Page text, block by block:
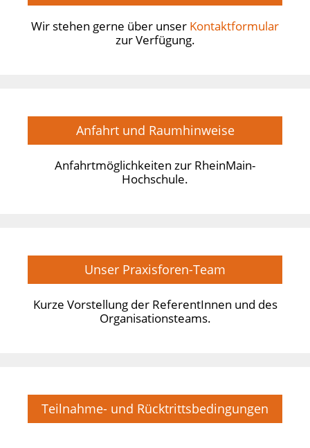
Wir stehen gerne über unser Kontaktformular
zur Verfügung.
Anfahrt und Raumhinweise
Anfahrtmöglichkeiten zur RheinMain-
Hochschule.
Unser Praxisforen-Team
Kurze Vorstellung der ReferentInnen und des
Organisationsteams.
Teilnahme- und Rücktrittsbedingungen